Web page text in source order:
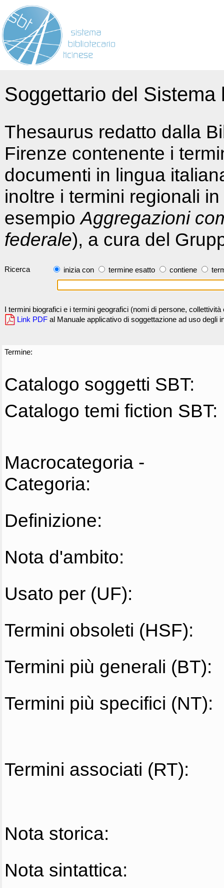
Soggettario del
Thesaurus redatto dalla
Firenze contenente i
documenti in lingua
inoltre i termini regionali
esempioAggregazioni
federale), a cura del
Ricerca inizia con termine esatto contiene
I termini biografici e i termini geografici (nomi di persone,
Link PDF al Manuale applicativo di soggettazione ad uso degli
Termine:
Catalogo soggetti SBT:
Catalogo temi fiction SBT:
Macrocategoria -
Categoria:
Definizione:
Nota d'ambito:
Usato per (UF):
Termini obsoleti (HSF):
Termini più generali (BT):
Termini più specifici (NT):
Termini associati (RT):
Nota storica:
Nota sintattica: